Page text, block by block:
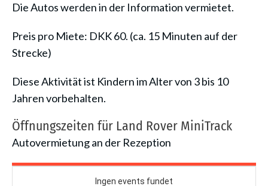
Die Autos werden in der Information vermietet.
Preis pro Miete: DKK 60. (ca. 15 Minuten auf der
Strecke)
Diese Aktivität ist Kindern im Alter von 3 bis 10
Jahren vorbehalten.
Öffnungszeiten für Land Rover MiniTrack
Autovermietung an der Rezeption